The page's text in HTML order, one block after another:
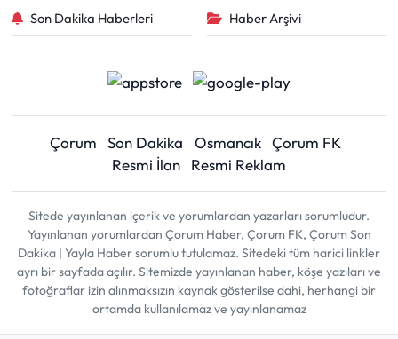
Son Dakika Haberleri Haber Arşivi
Çorum Son Dakika Osmancık Çorum FK
Resmi İlan
Resmi Reklam
Sitede yayınlanan içerik ve yorumlardan yazarları sorumludur.
Yayınlanan yorumlardan Çorum Haber, Çorum FK, Çorum Son
Dakika | Yayla Haber sorumlu tutulamaz. Sitedeki tüm harici linkler
ayrı bir sayfada açılır. Sitemizde yayınlanan haber, köşe yazıları ve
fotoğraflar izin alınmaksızın kaynak gösterilse dahi, herhangi bir
ortamda kullanılamaz ve yayınlanamaz